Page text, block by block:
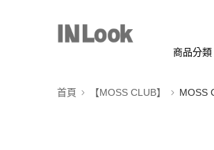
商品分類
首頁 【MOSS CLUB】 MOSS